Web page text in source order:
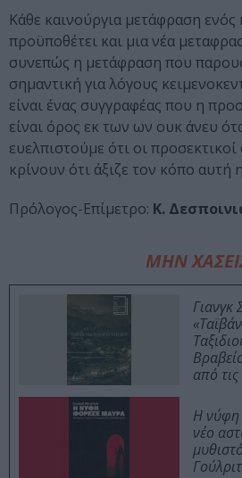
Κάθε καινούργια μετάφραση
προϋποθέτει και μια νέα
συνεπώς η μετάφραση που
σημαντική για λόγους
είναι ένας συγγραφέας που η
είναι όρος εκ των ων ουκ άνευ
ευελπιστούμε ότι οι
κρίνουν ότι άξιζε τον κόπο αυτή
Πρόλογος-Επίμετρο: Κ.
ΜΗΝ
Γιανγκ
από
Η νύφη
νέο